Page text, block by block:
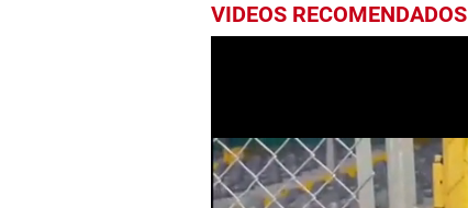
VIDEOS RECOMENDADOS